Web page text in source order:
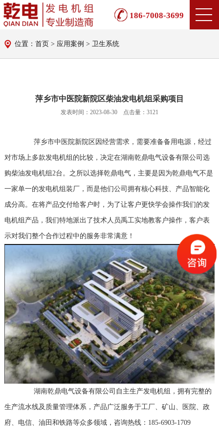
186-7008-3699
位置：首页 > 应用案例 > 卫生系统
萍乡市中医院新院区柴油发电机组采购项目
发表时间：2023-08-30 点击量：3121
萍乡市中医院新院区因经营需求，需要准备备用电源，经过
对市场上多款发电机组的比较，决定在湖南乾鼎电气设备有限公司选
购柴油发电机组2台。之所以选择乾鼎电气，主要是因为乾鼎电气不是
一家单一的发电机组装厂，而是他们公司拥有核心科技、产品智能化
成分高。在将产品交付给客户时，为了让客户更快学会操作我们的发
电机组产品，我们特地派出了技术人员禹工实地教客户操作，客户表
示对我们整个合作过程中的服务非常满意！
湖南乾鼎电气设备有限公司自主生产发电机组，拥有完整的
生产流水线及质量管理体系，产品广泛服务于工厂、矿山、医院、政
府、电信、油田和铁路等众多领域，咨询热线：185-6903-1709